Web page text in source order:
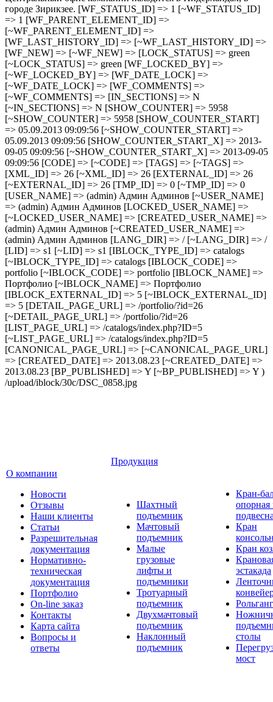
городе Зирикзее. [WF_STATUS_ID] => 1 [~WF_STATUS_ID]
=> 1 [WF_PARENT_ELEMENT_ID] =>
[~WF_PARENT_ELEMENT_ID] =>
[WF_LAST_HISTORY_ID] => [~WF_LAST_HISTORY_ID] =>
[WF_NEW] => [~WF_NEW] => [LOCK_STATUS] => green
[~LOCK_STATUS] => green [WF_LOCKED_BY] =>
[~WF_LOCKED_BY] => [WF_DATE_LOCK] =>
[~WF_DATE_LOCK] => [WF_COMMENTS] =>
[~WF_COMMENTS] => [IN_SECTIONS] => N
[~IN_SECTIONS] => N [SHOW_COUNTER] => 5958
[~SHOW_COUNTER] => 5958 [SHOW_COUNTER_START]
=> 05.09.2013 09:09:56 [~SHOW_COUNTER_START] =>
05.09.2013 09:09:56 [SHOW_COUNTER_START_X] => 2013-
09-05 09:09:56 [~SHOW_COUNTER_START_X] => 2013-09-05
09:09:56 [CODE] => [~CODE] => [TAGS] => [~TAGS] =>
[XML_ID] => 26 [~XML_ID] => 26 [EXTERNAL_ID] => 26
[~EXTERNAL_ID] => 26 [TMP_ID] => 0 [~TMP_ID] => 0
[USER_NAME] => (admin) Админ Админов [~USER_NAME]
=> (admin) Админ Админов [LOCKED_USER_NAME] =>
[~LOCKED_USER_NAME] => [CREATED_USER_NAME] =>
(admin) Админ Админов [~CREATED_USER_NAME] =>
(admin) Админ Админов [LANG_DIR] => / [~LANG_DIR] => /
[LID] => s1 [~LID] => s1 [IBLOCK_TYPE_ID] => catalogs
[~IBLOCK_TYPE_ID] => catalogs [IBLOCK_CODE] =>
portfolio [~IBLOCK_CODE] => portfolio [IBLOCK_NAME] =>
Портфолио [~IBLOCK_NAME] => Портфолио
[IBLOCK_EXTERNAL_ID] => 5 [~IBLOCK_EXTERNAL_ID]
=> 5 [DETAIL_PAGE_URL] => /portfolio/?id=26
[~DETAIL_PAGE_URL] => /portfolio/?id=26
[LIST_PAGE_URL] => /catalogs/index.php?ID=5
[~LIST_PAGE_URL] => /catalogs/index.php?ID=5
[CANONICAL_PAGE_URL] => [~CANONICAL_PAGE_URL]
=> [CREATED_DATE] => 2013.08.23 [~CREATED_DATE] =>
2013.08.23 [BP_PUBLISHED] => Y [~BP_PUBLISHED] => Y )
/upload/iblock/30c/DSC_0858.jpg
О компании
Новости
Отзывы
Наши клиенты
Статьи
Разрешительная
документация
Нормативно-
техническая
документация
Портфолио
On-line заказ
Контакты
Карта сайта
Вопросы и
ответы
Продукция
Шахтный
подъемник
Мачтовый
подъемник
Малые
грузовые
лифты и
подъемники
Тротуарный
подъемник
Двухмачтовый
подъемник
Наклонный
подъемник
Кран-
опорная
Кран
Кран
эстакада
столы
мост